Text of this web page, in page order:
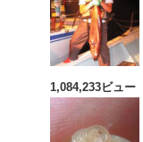
1,084,233ビュー